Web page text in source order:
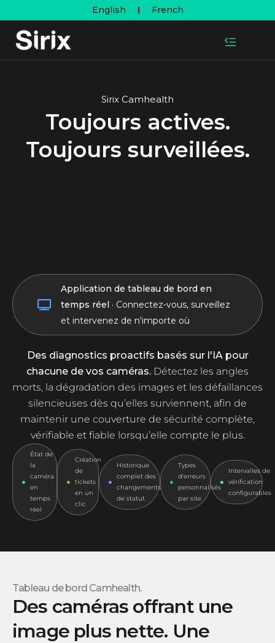
English French
Sirix Camhealth
Toujours actives.
Toujours surveillées.
Inclinée
Application de tableau de bord en
temps réel · Connectez-vous, surveillez
et intervenez de n'importe où
Des diagnostics proactifs basés sur l'IA pour
chacune de vos caméras. Détectez les angles
morts, la dégradation des images et les défaillances
silencieuses dès qu’elles surviennent, afin de
maintenir une couverture de sécurité complète,
vérifiable et fiable lorsqu’elle compte le plus.
État de
la
caméra
en
temps
réel
Création
de
tickets
en un
clic
Historique
complet des
changements
de statut
Types
d'erreurs
personnalisés
par site
Intervalles de
vérification
configurables
Tableau de bord Camhealth.
Des caméras offrant une
image plus nette. Une